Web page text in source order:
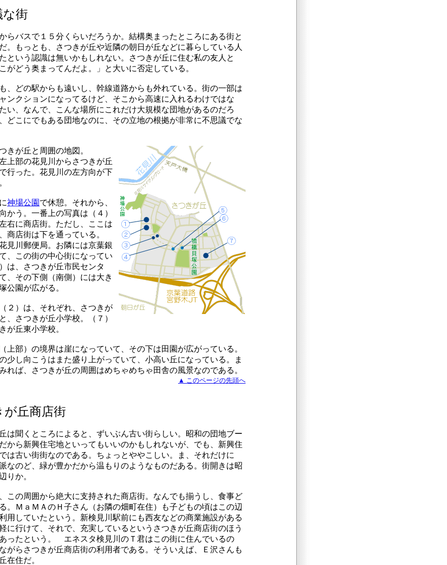
な街
らバスで１５分くらいだろうか。結構奥まったところにある街と
。もっとも、さつきが丘や近隣の朝日が丘などに暮らしている人
という認識は無いかもしれない。さつきが丘に住む私の友人と
がどう奥まってんだよ。」と大いに否定している。
、どの駅からも遠いし、幹線道路からも外れている。街の一部は
ンクションになってるけど、そこから高速に入れるわけではな
い、なんで、こんな場所にこれだけ大規模な団地があるのだろ
どこにでもある団地なのに、その立地の根拠が非常に不思議でな
きが丘と周囲の地図。
上部の花見川からさつきが丘
行った。花見川の左方向が下
神場公園 で休憩。それから、
かう。一番上の写真は（４）
右に商店街。ただし、ここは
商店街は下を通っている。
花見川郵便局。お隣には京葉銀
、この街の中心街になってい
は、さつきが丘市民センタ
、その下側（南側）には大き
公園が広がる。
（２）は、それぞれ、さつきが
、さつきが丘小学校。（７）
が丘東小学校。
上部）の境界は崖になっていて、その下は田園が広がっている。
少し向こうはまた盛り上がっていて、小高い丘になっている。ま
れば、さつきが丘の周囲はめちゃめちゃ田舎の風景なのである。
▲ このページの先頭へ
が丘商店街
は聞くところによると、ずいぶん古い街らしい。昭和の団地ブー
から新興住宅地といってもいいのかもしれないが、でも、新興住
は古い街街なのである。ちょっとややこしい。ま、それだけに
なのど、緑が豊かだから温もりのようなものだある。街開きは昭
りか。
この周囲から絶大に支持された商店街。なんでも揃うし、食事ど
。ＭａＭＡのＨ子さん（お隣の畑町在住）も子どもの頃はこの辺
用していたという。新検見川駅前にも西友などの商業施設がある
に行けて、それで、充実しているというさつきが丘商店街のほう
ったという。 エネスタ検見川のＴ君はこの街に住んでいるの
がらさつきが丘商店街の利用者である。そういえば、Ｅ沢さんも
在住だ。